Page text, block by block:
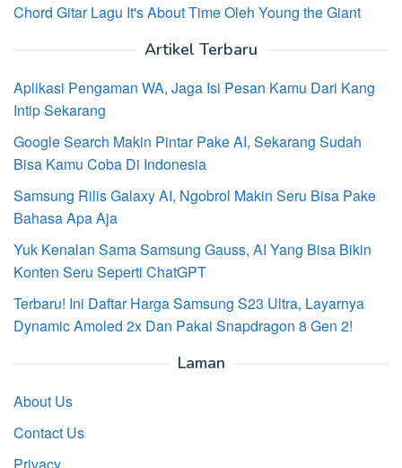
Chord Gitar Lagu It's About Time Oleh Young the Giant
Artikel Terbaru
Aplikasi Pengaman WA, Jaga Isi Pesan Kamu Dari Kang
Intip Sekarang
Google Search Makin Pintar Pake AI, Sekarang Sudah
Bisa Kamu Coba Di Indonesia
Samsung Rilis Galaxy AI, Ngobrol Makin Seru Bisa Pake
Bahasa Apa Aja
Yuk Kenalan Sama Samsung Gauss, AI Yang Bisa Bikin
Konten Seru Seperti ChatGPT
Terbaru! Ini Daftar Harga Samsung S23 Ultra, Layarnya
Dynamic Amoled 2x Dan Pakai Snapdragon 8 Gen 2!
Laman
About Us
Contact Us
Privacy